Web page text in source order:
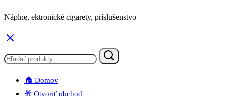
Náplne, ektronické cigarety, príslušenstvo
🏠 Domov
🎁 Otvoriť obchod